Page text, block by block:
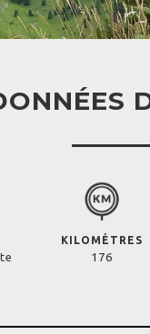
KILOMÉTRES
176